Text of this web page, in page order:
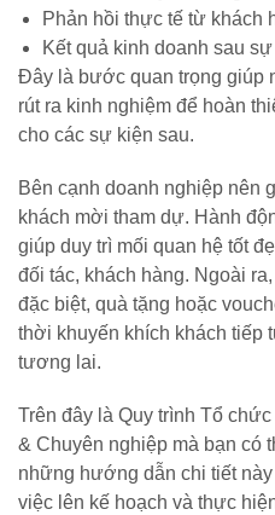
Phản hồi thực tế từ khách
Kết quả kinh doanh sau
Đây là bước quan trọng giúp
rút ra kinh nghiệm để hoàn
cho các sự kiện sau.
Bên cạnh doanh nghiệp nên
khách mời tham dự. Hành
giúp duy trì mối quan hệ tốt
đối tác, khách hàng. Ngoài
đặc biệt, quà tặng hoặc
thời khuyến khích khách tiếp
tương lai.
Trên đây là Quy trình Tổ
& Chuyên nghiệp mà bạn có
những hướng dẫn chi tiết
việc lên kế hoạch và thực